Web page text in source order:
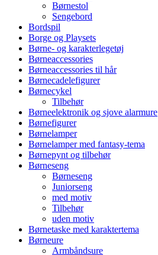
Børnestol
Sengebord
Bordspil
Borge og Playsets
Børne- og karakterlegetøj
Børneaccessories
Børneaccessories til hår
Børnecadelefigurer
Børnecykel
Tilbehør
Børneelektronik og sjove alarmure
Børnefigurer
Børnelamper
Børnelamper med fantasy-tema
Børnepynt og tilbehør
Børneseng
Børneseng
Juniorseng
med motiv
Tilbehør
uden motiv
Børnetaske med karaktertema
Børneure
Armbåndsure